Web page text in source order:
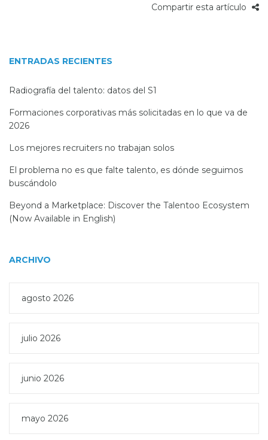
Compartir esta artículo
ENTRADAS RECIENTES
Radiografía del talento: datos del S1
Formaciones corporativas más solicitadas en lo que va de
2026
Los mejores recruiters no trabajan solos
El problema no es que falte talento, es dónde seguimos
buscándolo
Beyond a Marketplace: Discover the Talentoo Ecosystem
(Now Available in English)
ARCHIVO
agosto 2026
julio 2026
junio 2026
mayo 2026